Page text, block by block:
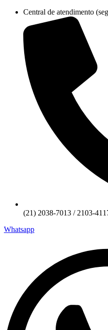
conteúdo
Central de atendimento
(21) 2038-7013 / 2103-
Whatsapp